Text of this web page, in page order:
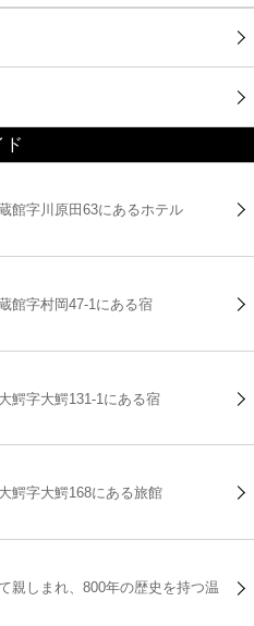
ド
館字川原田63にあるホテル
館字村岡47-1にある宿
鰐字大鰐131-1にある宿
鰐字大鰐168にある旅館
親しまれ、800年の歴史を持つ温